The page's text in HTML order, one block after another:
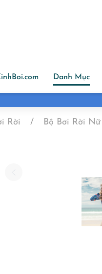
Danh Mục
Rời Bộ Bơi Rời Nữ